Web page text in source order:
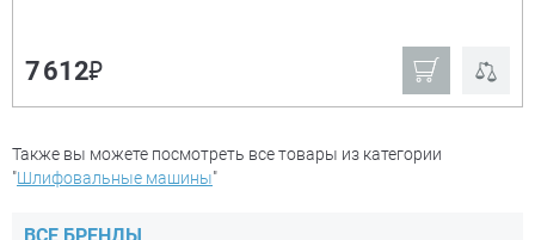
Зубр
Ещё
+ Мощность
7 612₽
Также вы можете посмотреть все товары из категории
"Шлифовальные машины"
ВСЕ БРЕНДЫ